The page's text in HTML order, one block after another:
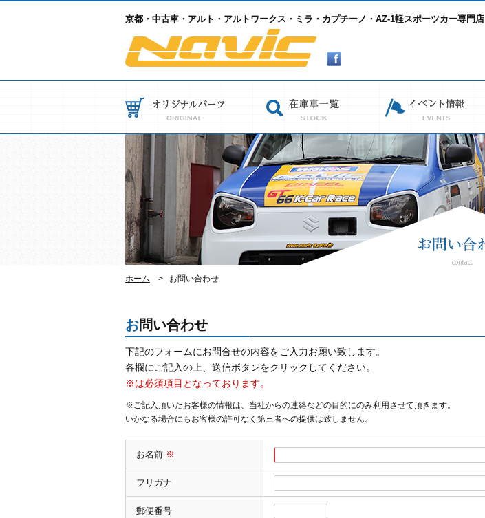
京都・中古車・アルト・アルトワークス・ミラ・カプチーノ・AZ-1軽スポーツカー専門店
ホーム お問い合わせ
お問い合わせ
下記のフォームにお問合せの内容をご入力お願い致します。
各欄にご記入の上、送信ボタンをクリックしてください。
※は必須項目となっております。
※ご記入頂いたお客様の情報は、当社からの連絡などの目的にのみ利用させて頂きます。
いかなる場合にもお客様の許可なく第三者への提供は致しません。
お名前 ※
フリガナ
郵便番号